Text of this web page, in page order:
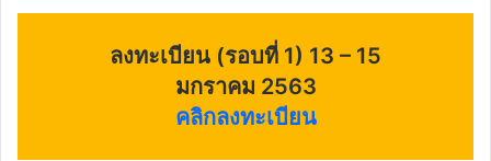
ลงทะเบียน (รอบที่ 1) 13 – 15
มกราคม 2563
คลิกลงทะเบียน